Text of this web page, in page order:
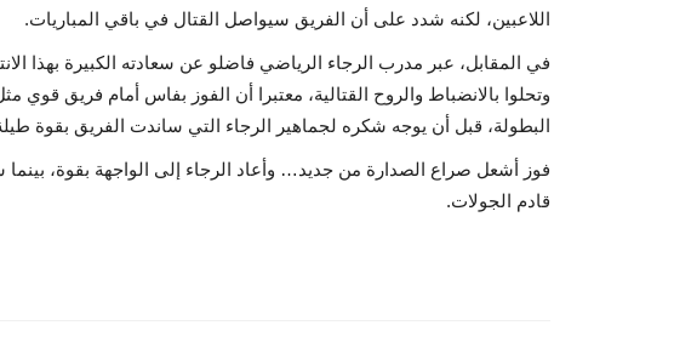
اللاعبين، لكنه شدد على أن الفريق سيواصل القتال في باقي المباريات.
في المقابل، عبر مدرب الرجاء الرياضي فاضلو عن سعادته الكبيرة بهذا
وتحلوا بالانضباط والروح القتالية، معتبرا أن الفوز بفاس أمام فريق
البطولة، قبل أن يوجه شكره لجماهير الرجاء التي ساندت الفريق بقوة طيلة
فوز أشعل صراع الصدارة من جديد… وأعاد الرجاء إلى الواجهة بقوة،
قادم الجولات.